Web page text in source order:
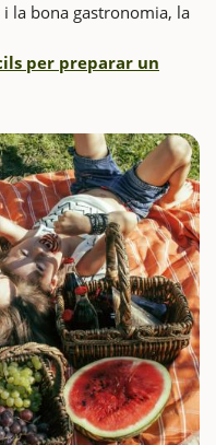
la bona gastronomia, la
per preparar un